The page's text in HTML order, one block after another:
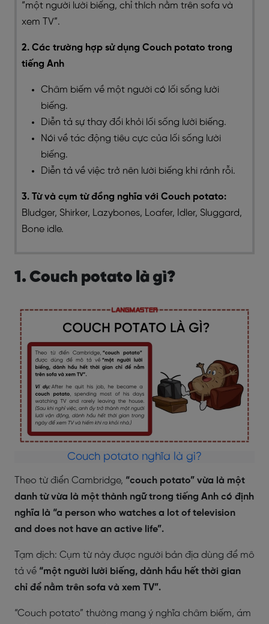
“một người lười biếng, chỉ thích nằm trên sofa và
xem TV”.
2. Các trường hợp sử dụng Couch potato trong
tiếng Anh
Châm biếm về một người có lối sống lười
biếng.
Diễn tả sự thay đổi khỏi lối sống lười biếng.
Nói về tác động tiêu cực của lối sống lười
biếng.
Diễn tả về việc trở nên lười biếng khi rảnh rỗi.
3. Từ và cụm từ đồng nghĩa với Couch potato:
Bludger, Shirker, Lazybones, Loafer, Idler, Sluggard,
Bone idle.
1. Couch potato là gì?
Couch potato nghĩa là gì?
Theo từ điển Cambridge, “couch potato” vừa là một
danh từ vừa là một thành ngữ trong tiếng Anh có định
nghĩa là “a person who watches a lot of television
and does not have an active life”.
Tạm dịch: Cụm từ này được người bản địa dùng để mô
tả về “một người lười biếng, dành hầu hết thời gian
chỉ để nằm trên sofa và xem TV”.
“Couch potato” thường mang ý nghĩa châm biếm, ám